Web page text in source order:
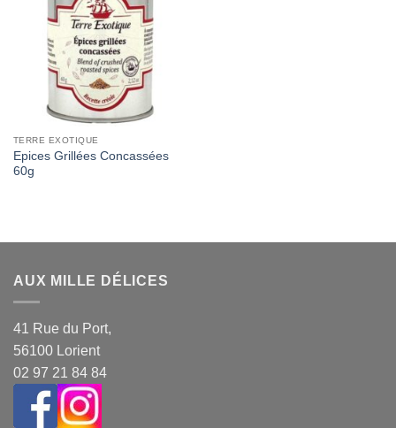
Wishlist
TERRE EXOTIQUE
Epices Grillées Concassées
60g
AUX MILLE DÉLICES
41 Rue du Port,
56100 Lorient
02 97 21 84 84